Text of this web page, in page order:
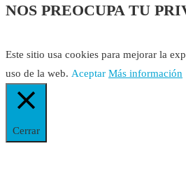
NOS PREOCUPA TU
Este sitio usa cookies para mejorar la
uso de la web. Aceptar Más información
Cerrar